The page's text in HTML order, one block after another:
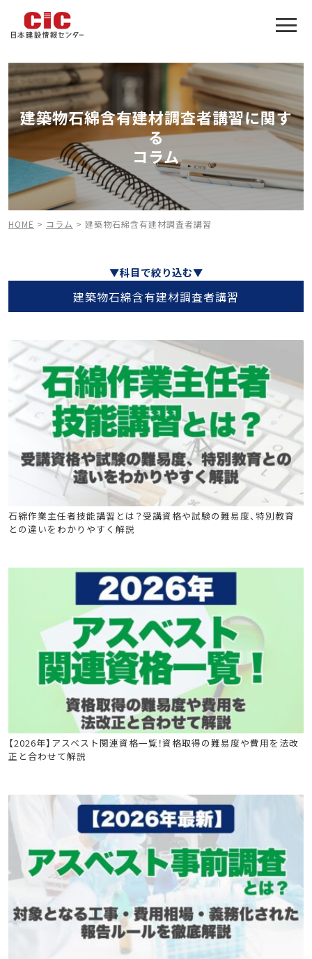
建築物石綿含有建材調査者講習に関す
る
コラム
HOME > コラム > 建築物石綿含有建材調査者講習
▼科目で絞り込む▼
建築物石綿含有建材調査者講習
石綿(アスベスト)関連 石綿特別教育
石綿技能講習
建築物石綿含有建材調査者講習
石綿作業主任者技能講習とは？受講資格や試験の難易度、特別教育
との違いをわかりやすく解説
石綿(アスベスト)関連 石綿特別教育
石綿技能講習
建築物石綿含有建材調査者講習
【2026年】アスベスト関連資格一覧！資格取得の難易度や費用を法改
正と合わせて解説